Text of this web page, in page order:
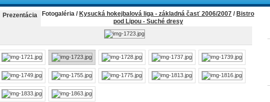
Prezentácia Fotogaléria / Kysucká hokejbalová liga - základná časť 2006/2007 / Bistro
pod Lipou - Suché dresy